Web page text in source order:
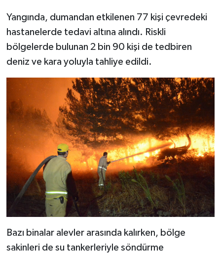
Yangında, dumandan etkilenen 77 kişi çevredeki
hastanelerde tedavi altına alındı. Riskli
bölgelerde bulunan 2 bin 90 kişi de tedbiren
deniz ve kara yoluyla tahliye edildi.
Bazı binalar alevler arasında kalırken, bölge
sakinleri de su tankerleriyle söndürme